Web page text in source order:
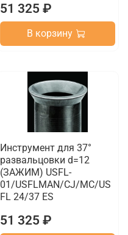
51 325 ₽
В корзину
Инструмент для 37°
развальцовки d=12
(ЗАЖИМ) USFL-
01/USFLMAN/CJ/MC/US
FL 24/37 ES
51 325 ₽